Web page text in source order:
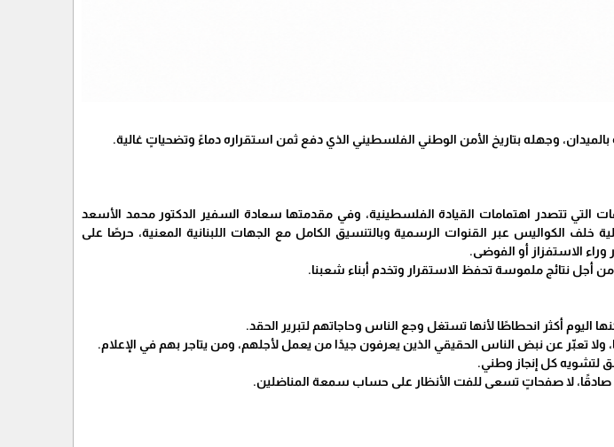
وجهله بتاريخ الأمن الوطني الفلسطيني الذي دفع ثمن استقراره دماءً وتضحياتٍ غالية.
التي تتصدر اهتمامات القيادة الفلسطينية، وفي مقدمتها سعادة السفير الدكتور محمد الأسعد
خلف الكواليس عبر القنوات الرسمية وبالتنسيق الكامل مع الجهات اللبنانية المعنية، حرصًا على
الاستفزاز أو الفوضى.
أجل نتائج ملموسة تحفظ الاستقرار وتخدم أبناء شعبنا.
اليوم أكثر انحطاطًا لأنها تستغل وجع الناس وحاجاتهم لتبرير الحقد.
ولا تعبّر عن نبض الناس الحقيقي الذين يعرفون جيدًا من يعمل لأجلهم، ومن يتاجر بهم في الإعلام.
لتشويه كل إنجاز وطني.
صادقًا، لا صفحاتٍ تسعى للفت الأنظار على حساب سمعة المناضلين.